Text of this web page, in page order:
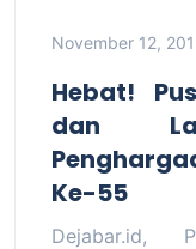
November 12,
Hebat!
dan
Ke-55
Dejabar.id,